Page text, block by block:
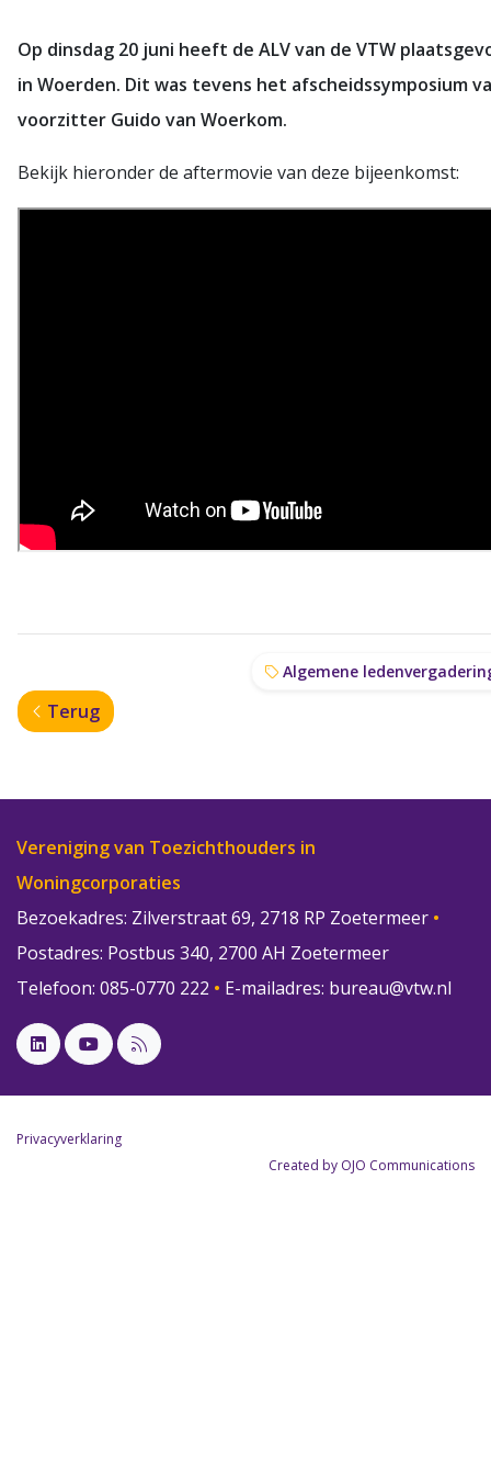
Op dinsdag 20 juni heeft de ALV van de VTW
in Woerden. Dit was tevens het afscheidssymposium
voorzitter Guido van Woerkom.
Bekijk hieronder de aftermovie van deze bijeenkomst:
Algemene
Terug
Vereniging van Toezichthouders in
Woningcorporaties
Bezoekadres: Zilverstraat 69, 2718 RP Zoetermeer •
Postadres: Postbus 340, 2700 AH Zoetermeer
Telefoon: 085-0770 222 • E-mailadres: bureau@vtw.nl
Privacyverklaring
Created by OJO Communications